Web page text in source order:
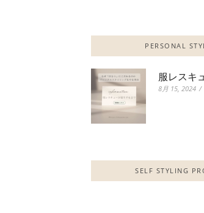
PERSONAL
服レスキ
8月 15, 2024 /
SELF STYLING